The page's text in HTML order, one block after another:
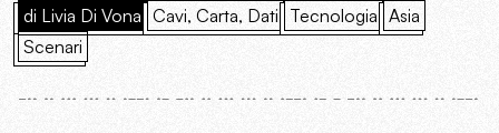
di Livia Di Vona Cavi, Carta, Dati Tecnologia Asia
Scenari